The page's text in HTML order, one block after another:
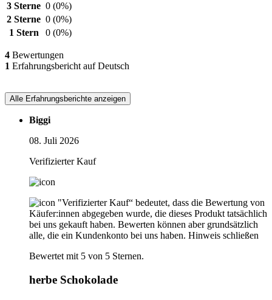
3 Sterne 0 (0%)
2 Sterne 0 (0%)
1 Stern
0 (0%)
4 Bewertungen
1 Erfahrungsbericht auf Deutsch
Alle Erfahrungsberichte anzeigen
Biggi
08. Juli 2026
Verifizierter Kauf
"Verifizierter Kauf“ bedeutet, dass die Bewertung von
Käufer:innen abgegeben wurde, die dieses Produkt tatsächlich
bei uns gekauft haben. Bewerten können aber grundsätzlich
alle, die ein Kundenkonto bei uns haben. Hinweis schließen
Bewertet mit 5 von 5 Sternen.
herbe Schokolade